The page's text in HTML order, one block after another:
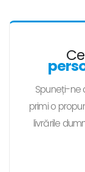
Spuneți-ne
primi o
livrările